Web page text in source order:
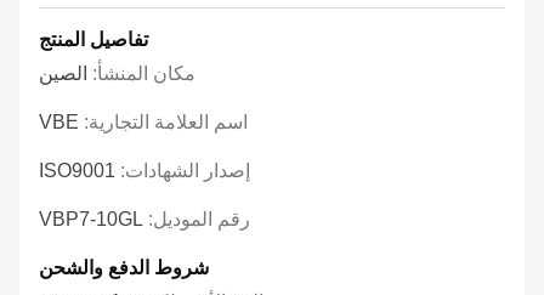
تفاصيل المنتج
مكان المنشأ: الصين
اسم العلامة التجارية: VBE
إصدار الشهادات: ISO9001
رقم الموديل: VBP7-10GL
شروط الدفع والشحن